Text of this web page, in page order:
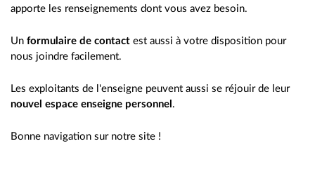
apporte les renseignements dont vous avez besoin.
Un formulaire de contact est aussi à votre disposition pour
nous joindre facilement.
Les exploitants de l'enseigne peuvent aussi se réjouir de leur
nouvel espace enseigne personnel.
Bonne navigation sur notre site !